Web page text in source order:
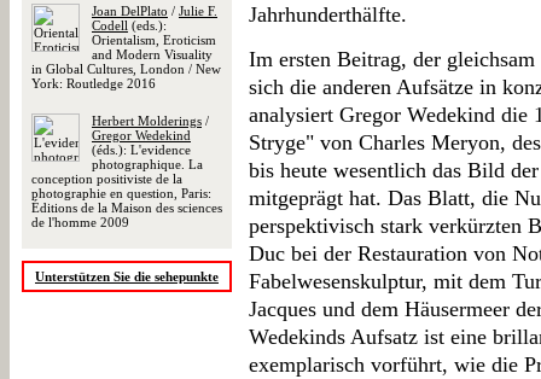
Joan DelPlato / Julie F.
Codell (eds.):
Orientalism, Eroticism
and Modern Visuality
in Global Cultures, London / New
York: Routledge 2016
Herbert Molderings /
Gregor Wedekind
(éds.): L'evidence
photographique. La
conception positiviste de la
photographie en question, Paris:
Éditions de la Maison des sciences
de l'homme 2009
Unterstützen Sie die sehepunkte
Jahrhunderthälfte.
Im ersten Beitrag, der
sich die anderen Aufsätze in
analysiert Gregor Wedekind die
Stryge" von Charles Meryon,
bis heute wesentlich das Bild
mitgeprägt hat. Das Blatt, die
perspektivisch stark verkürzten
Duc bei der Restauration von
Fabelwesenskulptur, mit dem
Jacques und dem Häusermeer
Wedekinds Aufsatz ist eine
exemplarisch vorführt, wie die